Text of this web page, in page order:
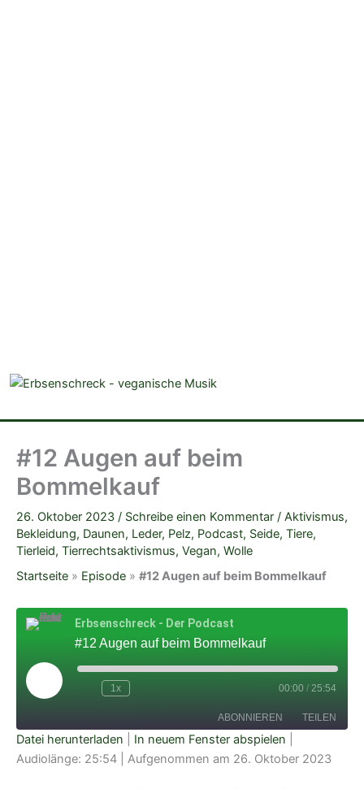
#12 Augen auf beim
Bommelkauf
26. Oktober 2023 / Schreibe einen Kommentar / Aktivismus,
Bekleidung, Daunen, Leder, Pelz, Podcast, Seide, Tiere,
Tierleid, Tierrechtsaktivismus, Vegan, Wolle
Startseite » Episode » #12 Augen auf beim Bommelkauf
Erbsenschreck - Der Podcast
#12 Augen auf beim Bommelkauf
Play
Episode
1x 00:00 / 25:54
ABONNIEREN TEILEN
Amazon Apple Podcasts
TEILEN
Datei herunterladen In neuem Fenster abspielen
Audiolänge: 25:54
Aufgenommen am 26. Oktober 2023